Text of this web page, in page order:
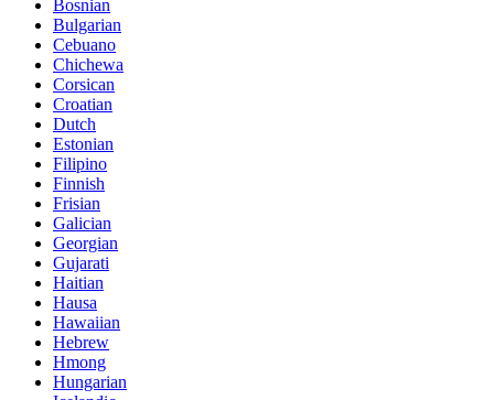
Bosnian
Bulgarian
Cebuano
Chichewa
Corsican
Croatian
Dutch
Estonian
Filipino
Finnish
Frisian
Galician
Georgian
Gujarati
Haitian
Hausa
Hawaiian
Hebrew
Hmong
Hungarian